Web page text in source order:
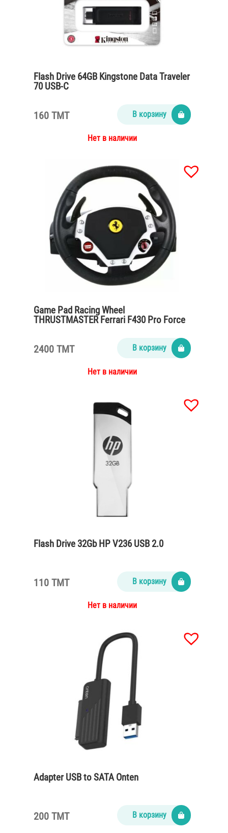
Flash Drive 64GB Kingstone Data Traveler
70 USB-C
160 TMT В корзину
Нет в наличии
Game Pad Racing Wheel
THRUSTMASTER Ferrari F430 Pro Force
2400 TMT В корзину
Нет в наличии
Flash Drive 32Gb HP V236 USB 2.0
110 TMT В корзину
Нет в наличии
Adapter USB to SATA Onten
200 TMT В корзину